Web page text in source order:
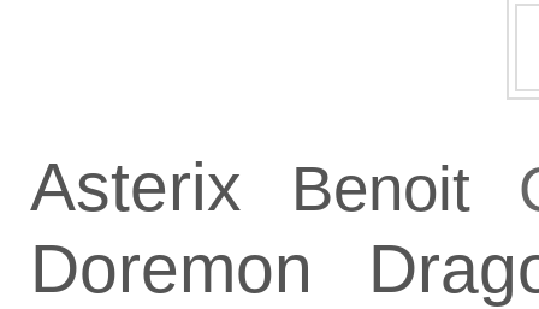
Asterix Benoit
Doremon